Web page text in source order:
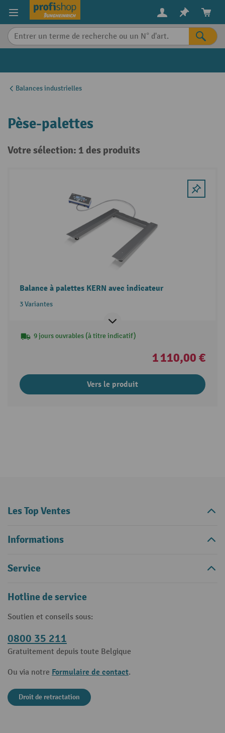
content
Balances industrielles
Pèse-palettes
Votre sélection: 1 des produits
Balance à palettes KERN avec indicateur
3 Variantes
9 jours ouvrables (à titre indicatif)
1 110,00 €
Vers le produit
Les Top Ventes
Informations
Service
Hotline de service
Soutien et conseils sous:
0800 35 211
Gratuitement depuis toute Belgique
Ou via notre Formulaire de contact.
Droit de retractation